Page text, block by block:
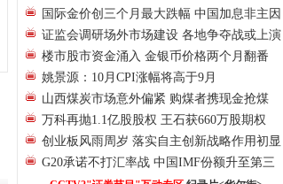
国际金价创三个月最大跌幅 中国加息非主因
证监会调研场外市场建设 各地争夺战或上演
楼市股市资金涌入 金银币价格两个月翻番
姚景源：10月CPI涨幅将高于9月
山西煤炭市场意外偏紧 购煤者携现金抢煤
万科再抛1.1亿股股权 王石获660万股期权
创业板风雨周岁 落实自主创新战略作用初显
G20承诺不打汇率战 中国IMF份额升至第三